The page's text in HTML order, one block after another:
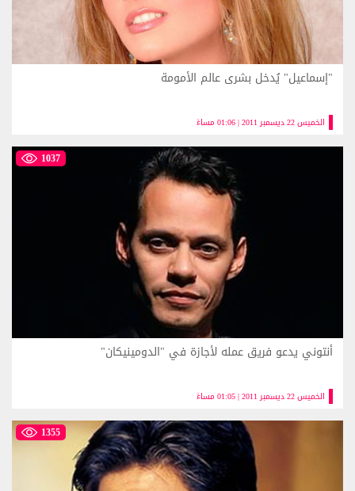
الخميس 22 ديسمبر 2011 | 01:06 مساءً
"إسماعيل" يُدخل بشرى عالم الأمومة
1037
الخميس 22 ديسمبر 2011 | 01:05 مساءً
أنتوني يدعو فريق عمله لأجازة في "الدومينيكان"
1355